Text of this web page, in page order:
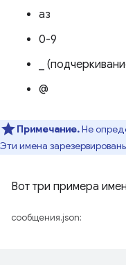
аз
0-9
_
@
Примечание.Не
Эти имена
Вот три примера
сообщения.json: